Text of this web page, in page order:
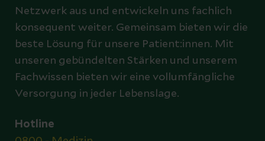
Netzwerk aus und entwickeln uns fachlich
konsequent weiter. Gemeinsam bieten wir die
beste Lösung für unsere Patient:innen. Mit
unseren gebündelten Stärken und unserem
Fachwissen bieten wir eine vollumfängliche
Versorgung in jeder Lebenslage.
Hotline